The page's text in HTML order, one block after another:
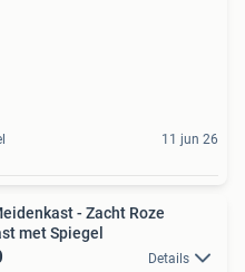
11 jun 26
- Zacht Roze
met Spiegel
Details